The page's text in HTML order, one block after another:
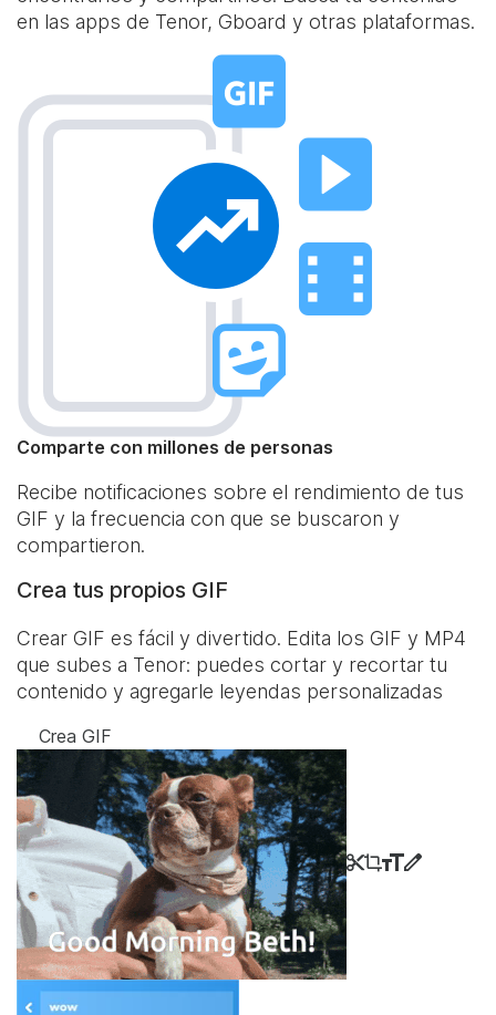
en las apps de Tenor, Gboard y otras plataformas.
Comparte con millones de personas
Recibe notificaciones sobre el rendimiento de tus
GIF y la frecuencia con que se buscaron y
compartieron.
Crea tus propios GIF
Crear GIF es fácil y divertido. Edita los GIF y MP4
que subes a Tenor: puedes cortar y recortar tu
contenido y agregarle leyendas personalizadas
Crea GIF